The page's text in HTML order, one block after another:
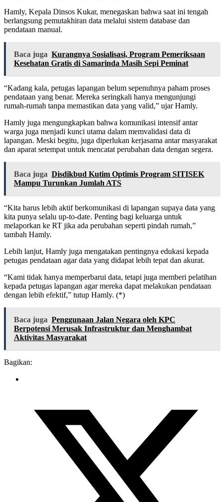
Hamly, Kepala Dinsos Kukar, menegaskan bahwa saat ini tengah
berlangsung pemutakhiran data melalui sistem database dan
pendataan manual.
Baca juga Kurangnya Sosialisasi, Program Pemeriksaan
Kesehatan Gratis di Samarinda Masih Sepi Peminat
“Kadang kala, petugas lapangan belum sepenuhnya paham proses
pendataan yang benar. Mereka seringkali hanya mengunjungi
rumah-rumah tanpa memastikan data yang valid,” ujar Hamly.
Hamly juga mengungkapkan bahwa komunikasi intensif antar
warga juga menjadi kunci utama dalam memvalidasi data di
lapangan. Meski begitu, juga diperlukan kerjasama antar masyarakat
dan aparat setempat untuk mencatat perubahan data dengan segera.
Baca juga Disdikbud Kutim Optimis Program SITISEK
Mampu Turunkan Jumlah ATS
“Kita harus lebih aktif berkomunikasi di lapangan supaya data yang
kita punya selalu up-to-date. Penting bagi keluarga untuk
melaporkan ke RT jika ada perubahan seperti pindah rumah,”
tambah Hamly.
Lebih lanjut, Hamly juga mengatakan pentingnya edukasi kepada
petugas pendataan agar data yang didapat lebih tepat dan akurat.
“Kami tidak hanya memperbarui data, tetapi juga memberi pelatihan
kepada petugas lapangan agar mereka dapat melakukan pendataan
dengan lebih efektif,” tutup Hamly. (*)
Baca juga Penggunaan Jalan Negara oleh KPC
Berpotensi Merusak Infrastruktur dan Menghambat
Aktivitas Masyarakat
Bagikan: